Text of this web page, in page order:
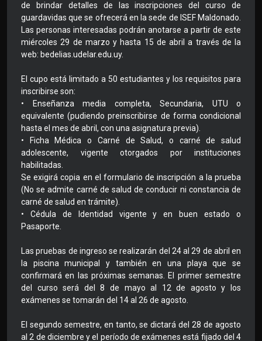
de brindar detalles de las inscripciones del curso de
guardavidas que se ofrecerá en la sede de ISEF Maldonado.
Las personas interesadas podrán anotarse a partir de este
miércoles 29 de marzo y hasta 15 de abril a través de la
web: bedelias.udelar.edu.uy.
El cupo está limitado a 50 estudiantes y los requisitos para
inscribirse son:
• Enseñanza media completa, Secundaria, UTU o
equivalente (pudiendo preinscribirse de forma condicional
hasta el mes de abril, con una asignatura previa).
• Ficha Médica o Carné de Salud, o carné de salud
adolescente, vigente otorgados por instituciones
habilitadas.
Se exigirá copia en el formulario de inscripción a la prueba
(No se admite carné de salud de conducir ni constancia de
carné de salud en trámite).
• Cédula de Identidad vigente y en buen estado o
Pasaporte.
Las pruebas de ingreso se realizarán del 24 al 29 de abril en
la piscina municipal y también en una playa que se
confirmará en las próximas semanas. El primer semestre
del curso será del 8 de mayo al 12 de agosto y los
exámenes se tomarán del 14 al 26 de agosto.
El segundo semestre, en tanto, se dictará del 28 de agosto
al 2 de diciembre y el período de exámenes está fijado del 4